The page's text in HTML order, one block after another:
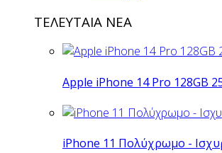
ΤΕΛΕΥΤΑΙΑ ΝΕΑ
Apple iPhone 14 Pro 128GB
iPhone 11 Πολύχρωμο -